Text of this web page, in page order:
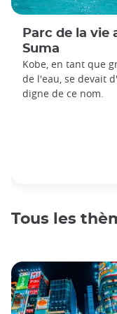
Parc de la vie
Suma
Kobe, en tant que
de l'eau, se devait
digne de ce nom.
Tous les